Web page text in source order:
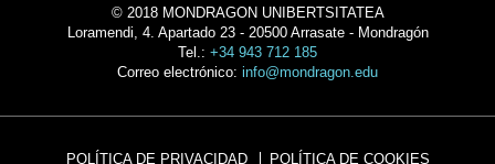
© 2018 MONDRAGON UNIBERTSITATEA
Loramendi, 4. Apartado 23 - 20500 Arrasate - Mondragón
Tel.: +34 943 712 185
Correo electrónico: info@mondragon.edu
POLÍTICA DE PRIVACIDAD POLÍTICA DE COOKIES